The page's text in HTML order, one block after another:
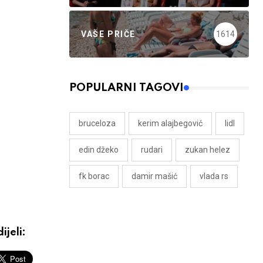
VAŠE PRIČE 1614
POPULARNI TAGOVI
bruceloza kerim alajbegović lidl
edin džeko rudari zukan helez
fk borac damir mašić vlada rs